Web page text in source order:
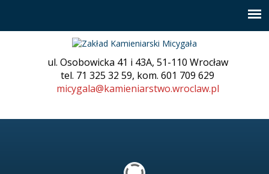
ul. Osobowicka 41 i 43A, 51-110 Wrocław
tel. 71 325 32 59, kom. 601 709 629
micygala@kamieniarstwo.wroclaw.pl